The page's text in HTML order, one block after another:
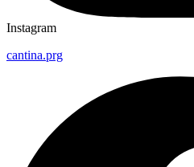
Instagram
cantina.prg